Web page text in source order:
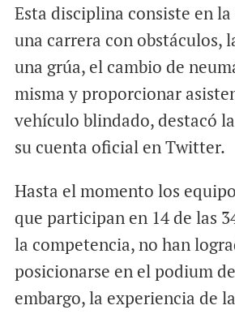
Esta disciplina consiste en
una carrera con obstáculos,
una grúa, el cambio de
misma y proporcionar
vehículo blindado, destacó
su cuenta oficial en Twitter.
Hasta el momento los
que participan en 14 de las
la competencia, no han
posicionarse en el podium
embargo, la experiencia de